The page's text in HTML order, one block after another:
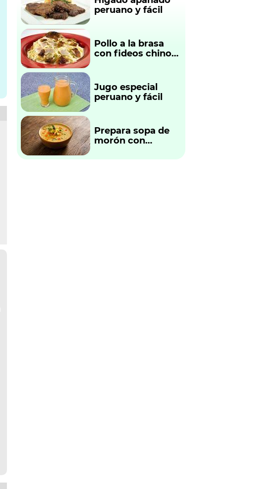
peruano y fácil
Pollo a la brasa
con fideos chinos
Jugo especial
peruano y fácil
Prepara sopa de
morón con
tradicional